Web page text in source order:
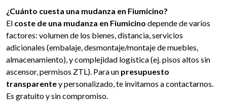
¿Cuánto cuesta una mudanza en Fiumicino?
El coste de una mudanza en Fiumicino depende de varios
factores: volumen de los bienes, distancia, servicios
adicionales (embalaje, desmontaje/montaje de muebles,
almacenamiento), y complejidad logística (ej. pisos altos sin
ascensor, permisos ZTL). Para un presupuesto
transparentey personalizado, te invitamos a contactarnos.
Es gratuito y sin compromiso.